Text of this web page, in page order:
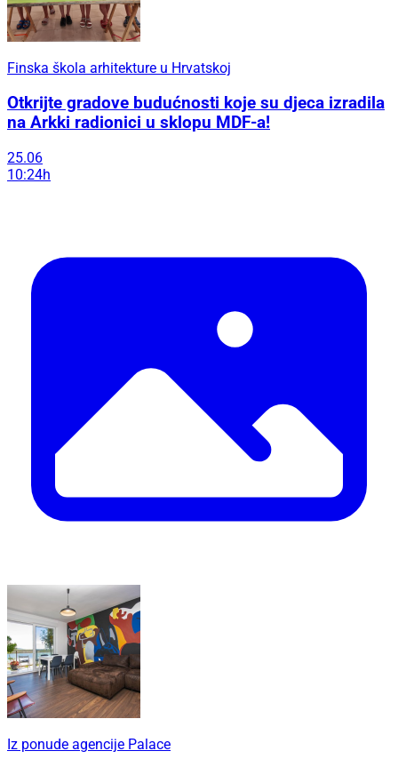
Finska škola arhitekture u Hrvatskoj
Otkrijte gradove budućnosti koje su djeca izradila
na Arkki radionici u sklopu MDF-a!
25.06
10:24h
Iz ponude agencije Palace